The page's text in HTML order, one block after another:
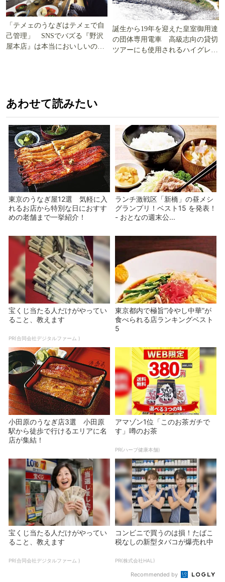
「テメェのうなぎはテメェで自
己管理」 SNSでバズる『野沢
屋本店』は本当においしいの
誕生から19年を迎えた皇室御用達
の団体専用電車 高級志向の貸切
ツアーにも使用されるハイグレー
あわせて読みたい
東京のうなぎ屋12選 気軽に入
れるお店から特別な日におすす
めの老舗まで一挙紹介！
ランチ激戦区「新橋」の昼メシ
グランプリ！ベスト15 を発表！
- おとなの週末公...
宝くじ当たる人だけがやってい
ること、教えます
PR(合同会社デジタルファーム )
東京都内で極旨”冷やし中華”が
食べられる店ランキングベスト
5
小田原のうなぎ店3選 小田原
駅から徒歩で行けるエリアに名
店が集結！
アマゾン1位「このお茶ガチで
す」噂のお茶
PR(ハーブ健康本舗)
宝くじ当たる人だけがやってい
ること、教えます
PR(合同会社デジタルファーム )
コンビニで買うのは損！たばこ
税なしの新型タバコが爆売れ中
PR(株式会社HAL)
Recommended by